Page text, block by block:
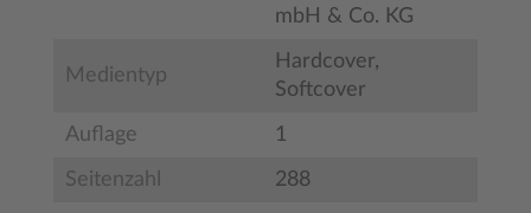
mbH & Co. KG
Medientyp
Hardcover,
Softcover
Auflage 1
Seitenzahl 288